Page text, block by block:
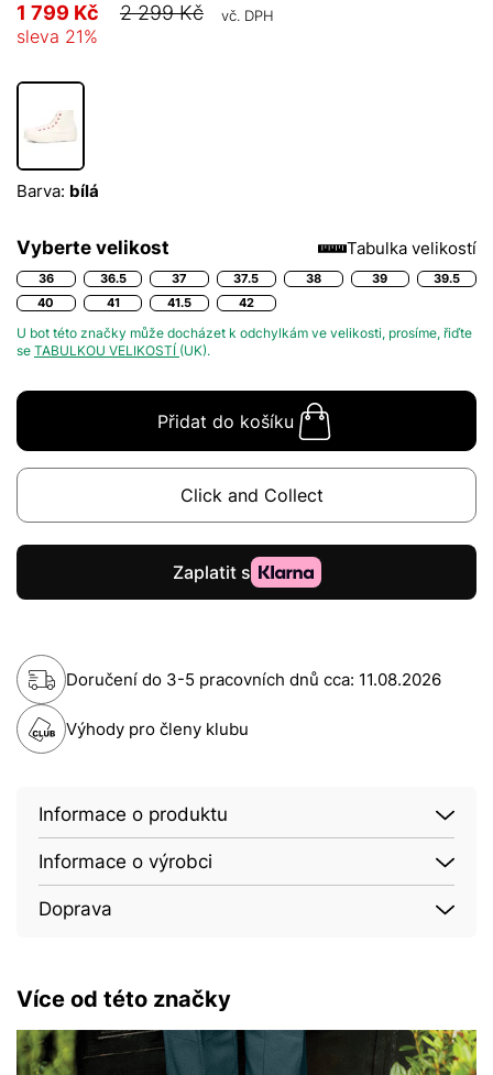
1 799 Kč 2 299 Kč vč. DPH
sleva 21%
Barva: bílá
Vyberte velikost Tabulka velikostí
36 36.5 37 37.5 38 39
39.5
40
41 41.5 42
U bot této značky může docházet k odchylkám ve velikosti, prosíme, řiďte
se TABULKOU VELIKOSTÍ (UK).
Přidat do košíku
Click and Collect
Doručení do 3-5 pracovních dnů cca: 11.08.2026
Výhody pro členy klubu
Informace o produktu
Informace o výrobci
Doprava
Více od této značky